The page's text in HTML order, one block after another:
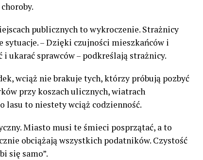
publicznych to wykroczenie. Strażnicy
– Dzięki czujności mieszkańców i
ukarać sprawców – podkreślają strażnicy.
wciąż nie brakuje tych, którzy próbują pozbyć
przy koszach ulicznych, wiatrach
lasu to niestety wciąż codzienność.
Miasto musi te śmieci posprzątać, a to
obciążają wszystkich podatników. Czystość
się samo”.